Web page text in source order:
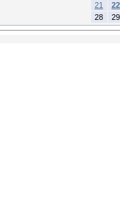
21
22
28
29